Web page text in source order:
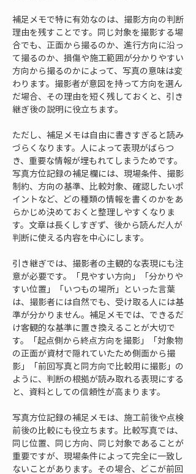
補足メモで特に有効なのは、撮影方向の判断
理由を残すことです。同じ対象を撮影する場
合でも、正面から撮るのか、進行方向に沿っ
て撮るのか、損傷や施工範囲が分かりやすい
方向から撮るのかによって、写真の意味は変
わります。撮影者が意図を持って方向を選ん
だ場合、その理由を短く残しておくと、引き
継ぎ後の説明に役立ちます。
ただし、補足メモは自由に書きすぎると読み
づらくなります。人によって表現がばらつ
き、重要な情報が埋もれてしまうためです。
写真方位記録の補足欄には、現場条件、撮影
制約、方向の基準、比較対象、確認したいポ
イントなど、どの種類の情報を書くのかをあ
らかじめ決めておくと整理しやすくなりま
す。文章は長くしすぎず、後から読んだ人が
判断に使える内容を中心にします。
引き継ぎでは、撮影者の主観的な表現にも注
意が必要です。「見やすい方向」「分かりや
すい位置」「いつもの場所」といった言葉
は、撮影者には自然でも、受け取る人には基
準が分かりません。補足メモでは、できるだ
け客観的な基準に置き換えることが大切で
す。「起点側から終点方向を撮影」「対象物
の正面が資材で隠れていたため側面から撮
影」「前回写真と同方向で比較用に撮影」の
ように、判断の根拠が読み取れる表現にする
と、資料としての信頼性が高まります。
写真方位記録の補足メモは、施工前後や点検
前後の比較にも役立ちます。比較写真では、
同じ位置、同じ方向、同じ対象であることが
重要ですが、現場条件によって完全に一致し
ないことがあります。その場合、どこが前回